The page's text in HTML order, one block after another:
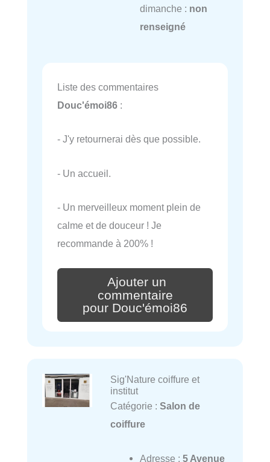
dimanche : non
renseigné
Liste des commentaires
Douc'émoi86 :
- J'y retournerai dès que possible.
- Un accueil.
- Un merveilleux moment plein de
calme et de douceur ! Je
recommande à 200% !
Ajouter un
commentaire
pour Douc'émoi86
Sig'Nature coiffure et
institut
Catégorie : Salon de
coiffure
Adresse : 5 Avenue